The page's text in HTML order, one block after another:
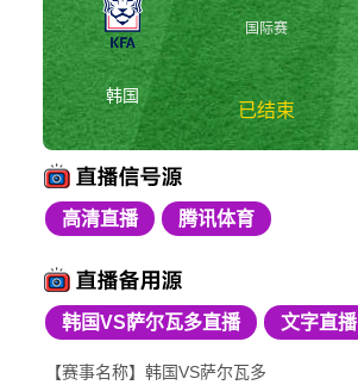
韩国
09:00:00
国际赛
已结束
高清直播 腾讯体育
韩国VS萨尔瓦多直播 文字直播
【赛事名称】韩国VS萨尔瓦多